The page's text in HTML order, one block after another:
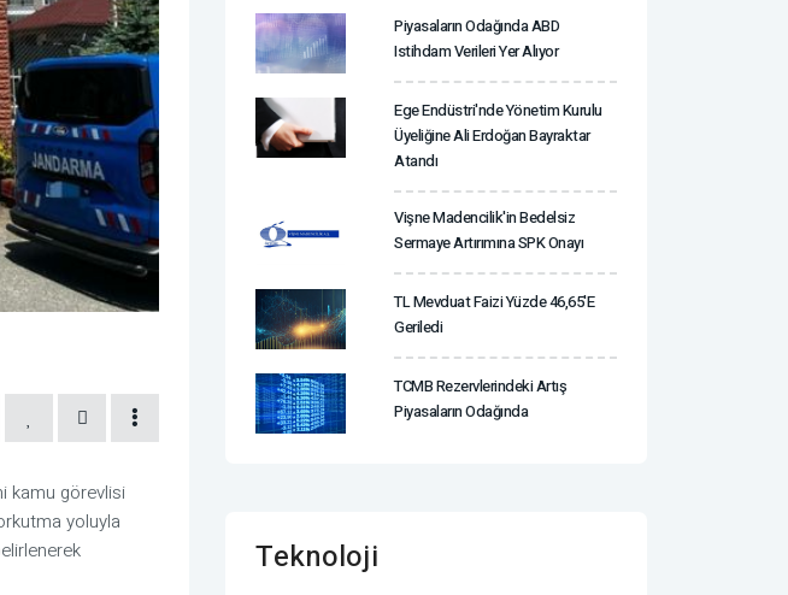
kamu görevlisi
yoluyla
Piyasaların Odağında ABD
Istihdam Verileri Yer Alıyor
Ege Endüstri'nde Yönetim Kurulu
Üyeliğine Ali Erdoğan Bayraktar
Atandı
Vişne Madencilik'in Bedelsiz
Sermaye Artırımına SPK Onayı
TL Mevduat Faizi Yüzde 46,65'e
Geriledi
TCMB Rezervlerindeki Artış
Piyasaların Odağında
Teknoloji